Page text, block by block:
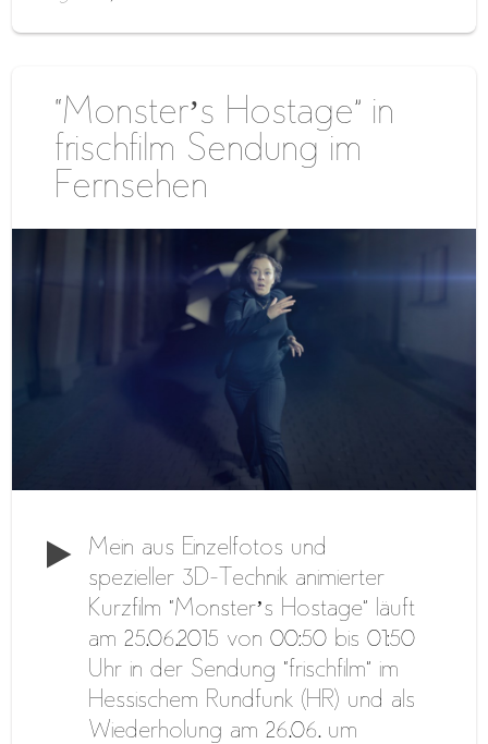
“Monster’s Hostage” in
frischfilm Sendung im
Fernsehen
Mein aus Einzelfotos und
spezieller 3D-Technik animierter
Kurzfilm “Monster’s Hostage” läuft
am 25.06.2015 von 00:50 bis 01:50
Uhr in der Sendung “frischfilm” im
Hessischem Rundfunk (HR) und als
Wiederholung am 26.06. um